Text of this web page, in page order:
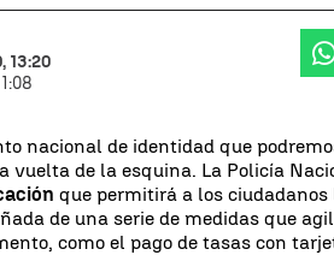
13:20
nacional de identidad que
vuelta de la esquina. La Policía
que permitirá a los
de una serie de medidas que
como el pago de tasas con